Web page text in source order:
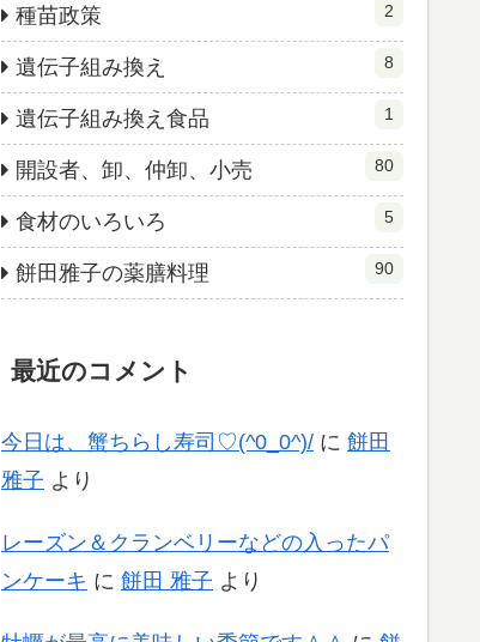
種苗政策 2
遺伝子組み換え 8
遺伝子組み換え食品 1
開設者、卸、仲卸、小売 80
食材のいろいろ 5
餅田雅子の薬膳料理 90
最近のコメント
今日は、蟹ちらし寿司♡(^0_0^)/ に 餅田
雅子 より
レーズン＆クランベリーなどの入ったパ
ンケーキ に 餅田 雅子 より